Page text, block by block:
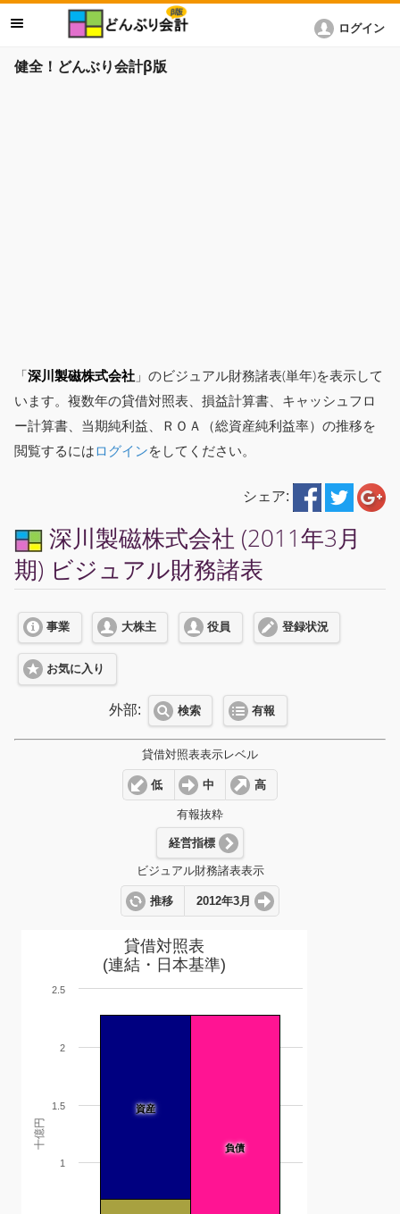
健全！どんぶり会計β版
ログイン
「深川製磁株式会社 」のビジュアル財務諸表(単年)を表示して
います。複数年の貸借対照表、損益計算書、キャッシュフロ
ー計算書、当期純利益、ＲＯＡ（総資産純利益率）の推移を
閲覧するにはログインをしてください。
シェア:
深川製磁株式会社 (2011年3月
期) ビジュアル財務諸表
事業 大株主 役員 登録状況
お気に入り
外部: 検索 有報
貸借対照表表示レベル
低 中 高
有報抜粋
経営指標
ビジュアル財務諸表表示
推移 2012年3月
十億円
貸借対照表
(連結・日本基準)
資産
負債
1
1.5
2
2.5